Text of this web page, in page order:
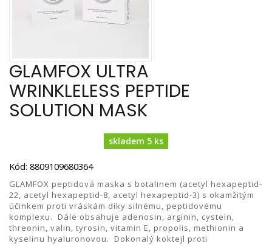
GLAMFOX ULTRA
WRINKLELESS PEPTIDE
SOLUTION MASK
skladem 5 ks
Kód: 8809109680364
GLAMFOX peptidová maska s botalinem (acetyl hexapeptid-
22, acetyl hexapeptid-8, acetyl hexapeptid-3) s okamžitým
účinkem proti vráskám díky silnému, peptidovému
komplexu. Dále obsahuje adenosin, arginin, cystein,
threonin, valin, tyrosin, vitamin E, propolis, methionin a
kyselinu hyaluronovou. Dokonalý koktejl proti